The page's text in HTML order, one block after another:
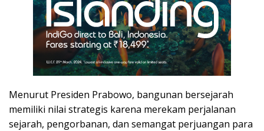
Menurut Presiden Prabowo, bangunan bersejarah
memiliki nilai strategis karena merekam perjalanan
sejarah, pengorbanan, dan semangat perjuangan para